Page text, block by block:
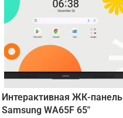
Интерактивная ЖК-панель
Samsung WA65F 65"